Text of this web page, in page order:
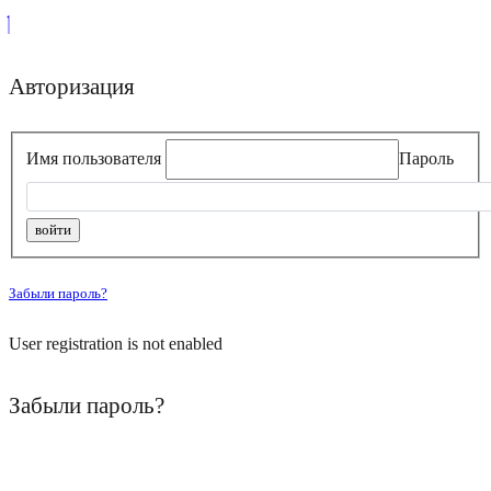
Авторизация
Имя пользователя Пароль
Забыли пароль?
User registration is not enabled
Забыли пароль?